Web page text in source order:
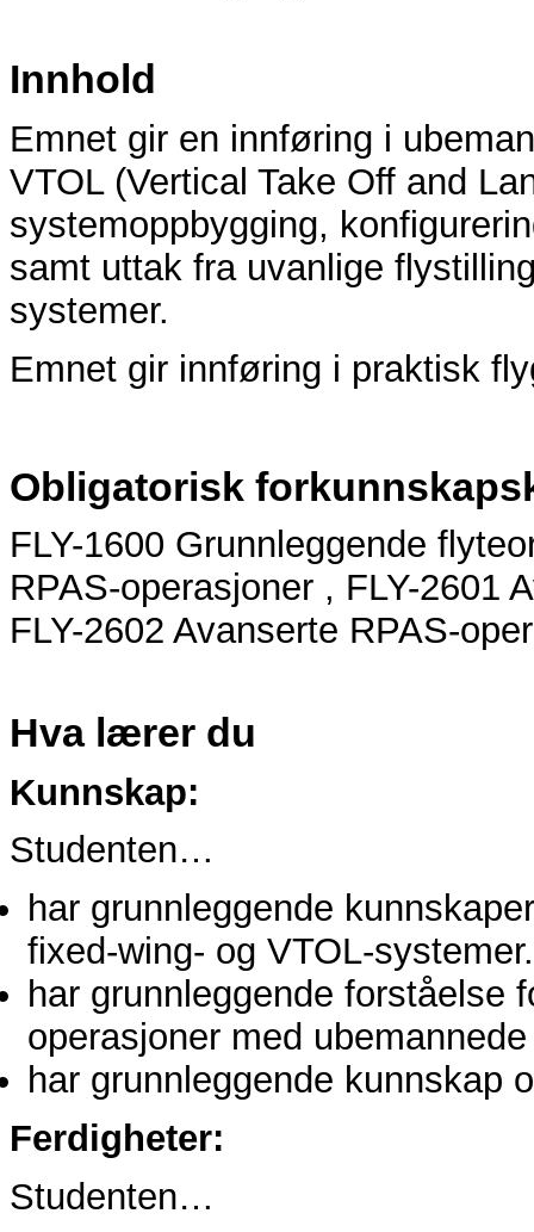
Innhold
Emnet gir en innføring i
VTOL (Vertical Take Off and
systemoppbygging,
samt uttak fra uvanlige
systemer.
Emnet gir innføring i praktisk
Obligatorisk
FLY-1600 Grunnleggende
RPAS-operasjoner , FLY-2601
FLY-2602 Avanserte RPAS-
Hva lærer du
Kunnskap:
Studenten…
har grunnleggende
fixed-wing- og VTOL-systemer.
har grunnleggende forståelse
operasjoner med
har grunnleggende kunnskap
Ferdigheter:
Studenten…